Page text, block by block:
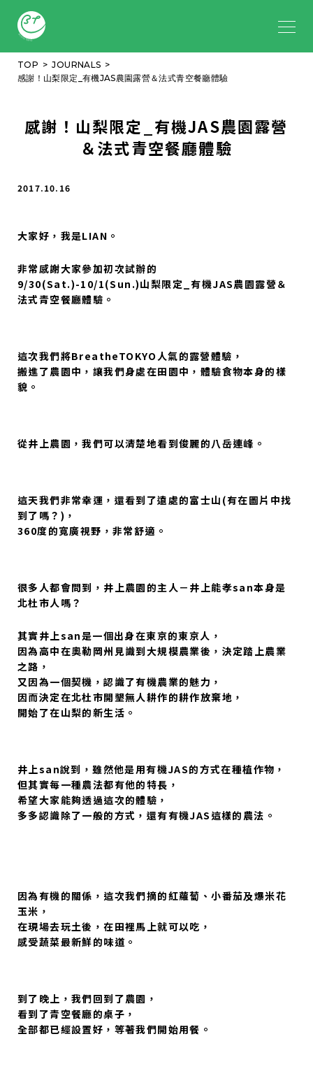
TOP
JOURNALS
感謝！山梨限定_有機JAS農園露營＆法式青空餐廳體驗
感謝！山梨限定_有機JAS農園露營
＆法式青空餐廳體驗
2017.10.16
大家好，我是LIAN。
非常感謝大家參加初次試辦的
9/30(Sat.)-10/1(Sun.)山梨限定_有機JAS農園露營＆
法式青空餐廳體驗。
這次我們將BreatheTOKYO人氣的露營體驗，
搬進了農園中，讓我們身處在田園中，體驗食物本身的樣
貌。
從井上農園，我們可以清楚地看到俊麗的八岳連峰。
這天我們非常幸運，還看到了遠處的富士山(有在圖片中找
到了嗎？)，
360度的寬廣視野，非常舒適。
很多人都會問到，井上農園的主人－井上能孝san本身是
北杜市人嗎？
其實井上san是一個出身在東京的東京人，
因為高中在奧勒岡州見識到大規模農業後，決定踏上農業
之路，
又因為一個契機，認識了有機農業的魅力，
因而決定在北杜市開墾無人耕作的耕作放棄地，
開始了在山梨的新生活。
井上san說到，雖然他是用有機JAS的方式在種植作物，
但其實每一種農法都有他的特長，
希望大家能夠透過這次的體驗，
多多認識除了一般的方式，還有有機JAS這樣的農法。
因為有機的關係，這次我們摘的紅蘿蔔、小番茄及爆米花
玉米，
在現場去玩土後，在田裡馬上就可以吃，
感受蔬菜最新鮮的味道。
到了晚上，我們回到了農園，
看到了青空餐廳的桌子，
全部都已經設置好，等著我們開始用餐。